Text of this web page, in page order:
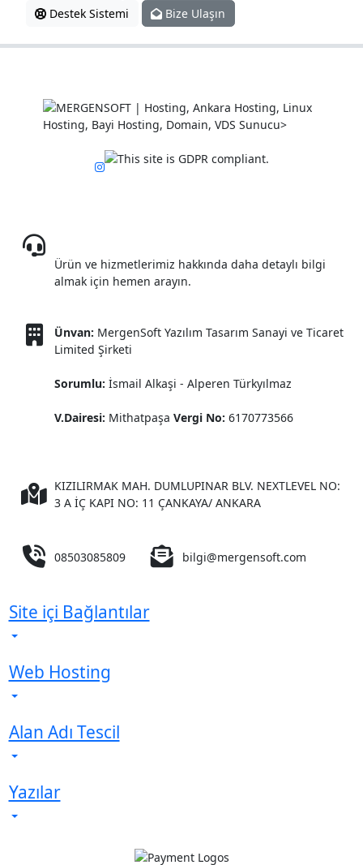
Destek Sistemi
Bize Ulaşın
Ürün ve hizmetlerimiz hakkında daha detaylı bilgi
almak için hemen arayın.
Ünvan: MergenSoft Yazılım Tasarım Sanayi ve Ticaret
Limited Şirketi
Sorumlu: İsmail Alkaşi - Alperen Türkyılmaz
V.Dairesi: Mithatpaşa Vergi No: 6170773566
KIZILIRMAK MAH. DUMLUPINAR BLV. NEXTLEVEL NO:
3 A İÇ KAPI NO: 11 ÇANKAYA/ ANKARA
08503085809 bilgi@mergensoft.com
Site içi Bağlantılar
Web Hosting
Alan Adı Tescil
Yazılar